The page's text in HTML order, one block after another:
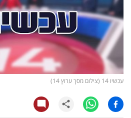
רכילות
עסקית
קריפטו
ויראלי
טלוויזיה
עכשיו 14 (צילום מסך ערוץ 14)